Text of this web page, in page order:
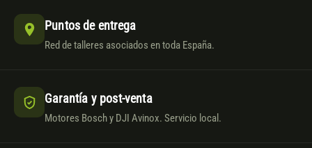
Puntos de entrega
Red de talleres asociados en toda España.
Garantía y post-venta
Motores Bosch y DJI Avinox. Servicio local.